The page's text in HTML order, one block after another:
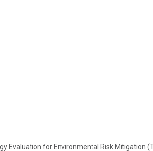
Evaluation for Environmental Risk Mitigation